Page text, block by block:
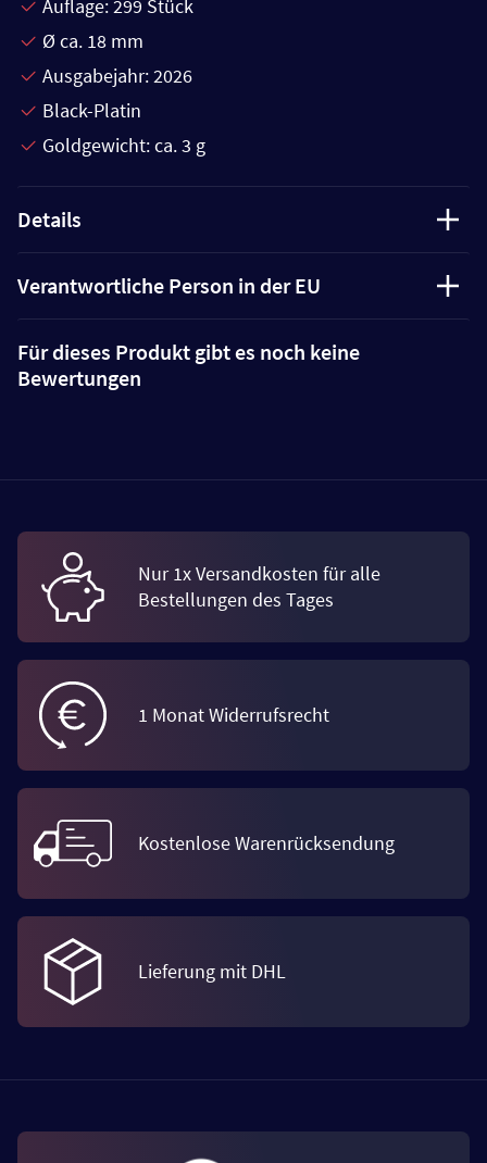
Auflage: 299 Stück
Ø ca. 18 mm
Ausgabejahr: 2026
Black-Platin
Goldgewicht: ca. 3 g
Details
Verantwortliche Person in der EU
Für dieses Produkt gibt es noch keine
Bewertungen
Nur 1x Versandkosten für alle
Bestellungen des Tages
1 Monat Widerrufsrecht
Kostenlose Warenrücksendung
Lieferung mit DHL